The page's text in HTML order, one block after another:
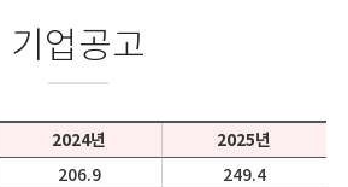
기업공고
2024년
2025년
206.9
249.4